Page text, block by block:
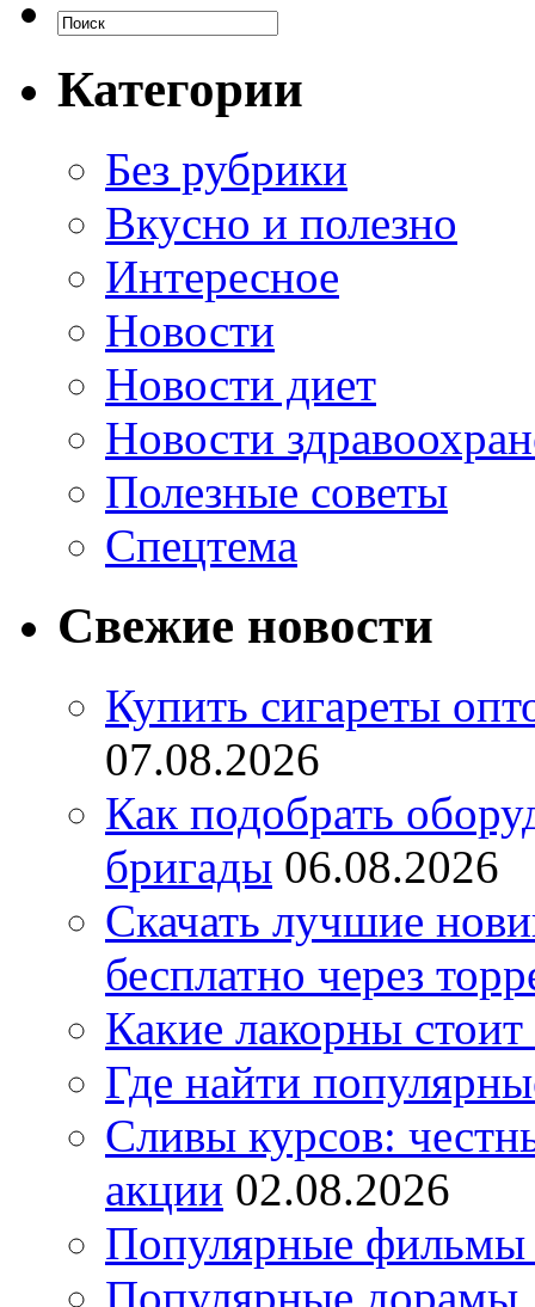
Категории
Без рубрики
Вкусно и полезно
Интересное
Новости
Новости диет
Новости
Полезные советы
Спецтема
Свежие новости
Купить сигареты
07.08.2026
Как подобрать
бригады 06.08.2026
Скачать лучшие
бесплатно через
Какие лакорны стоит
Где найти
Сливы курсов:
акции 02.08.2026
Популярные фильмы